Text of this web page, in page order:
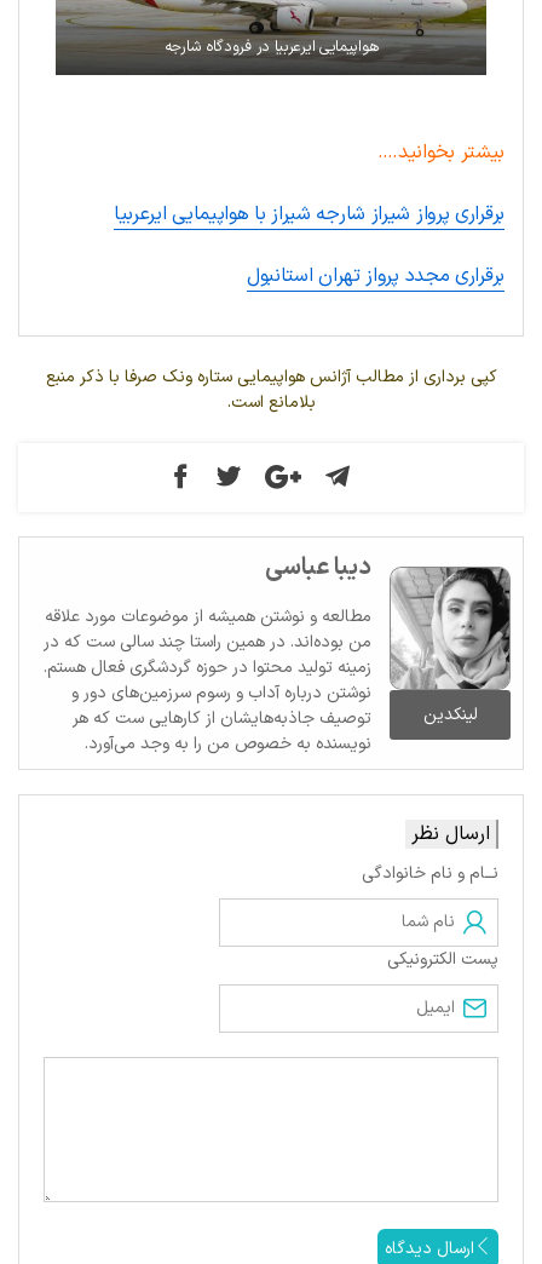
هواپیمایی ایرعربیا در فرودگاه شارجه
بیشتر بخوانید….
برقراری پرواز شیراز شارجه شیراز با هواپیمایی ایرعربیا
برقراری مجدد پرواز تهران استانبول
کپی برداری از مطالب آژانس هواپیمایی ستاره ونک صرفا با ذکر منبع
بلامانع است.
لینکدین
دیبا عباسی
مطالعه و نوشتن همیشه از موضوعات مورد علاقه
من بوده‌اند. در همین راستا چند سالی ست که در
زمینه تولید محتوا در حوزه گردشگری فعال هستم.
نوشتن درباره آداب و رسوم سرزمین‌های دور و
توصیف جاذبه‌هایشان از کارهایی ست که هر
نویسنده به خصوص من را به وجد می‌آورد.
ارسال نظر
نــام و نام خانوادگی
پست الکترونیکی
ارسال دیدگاه